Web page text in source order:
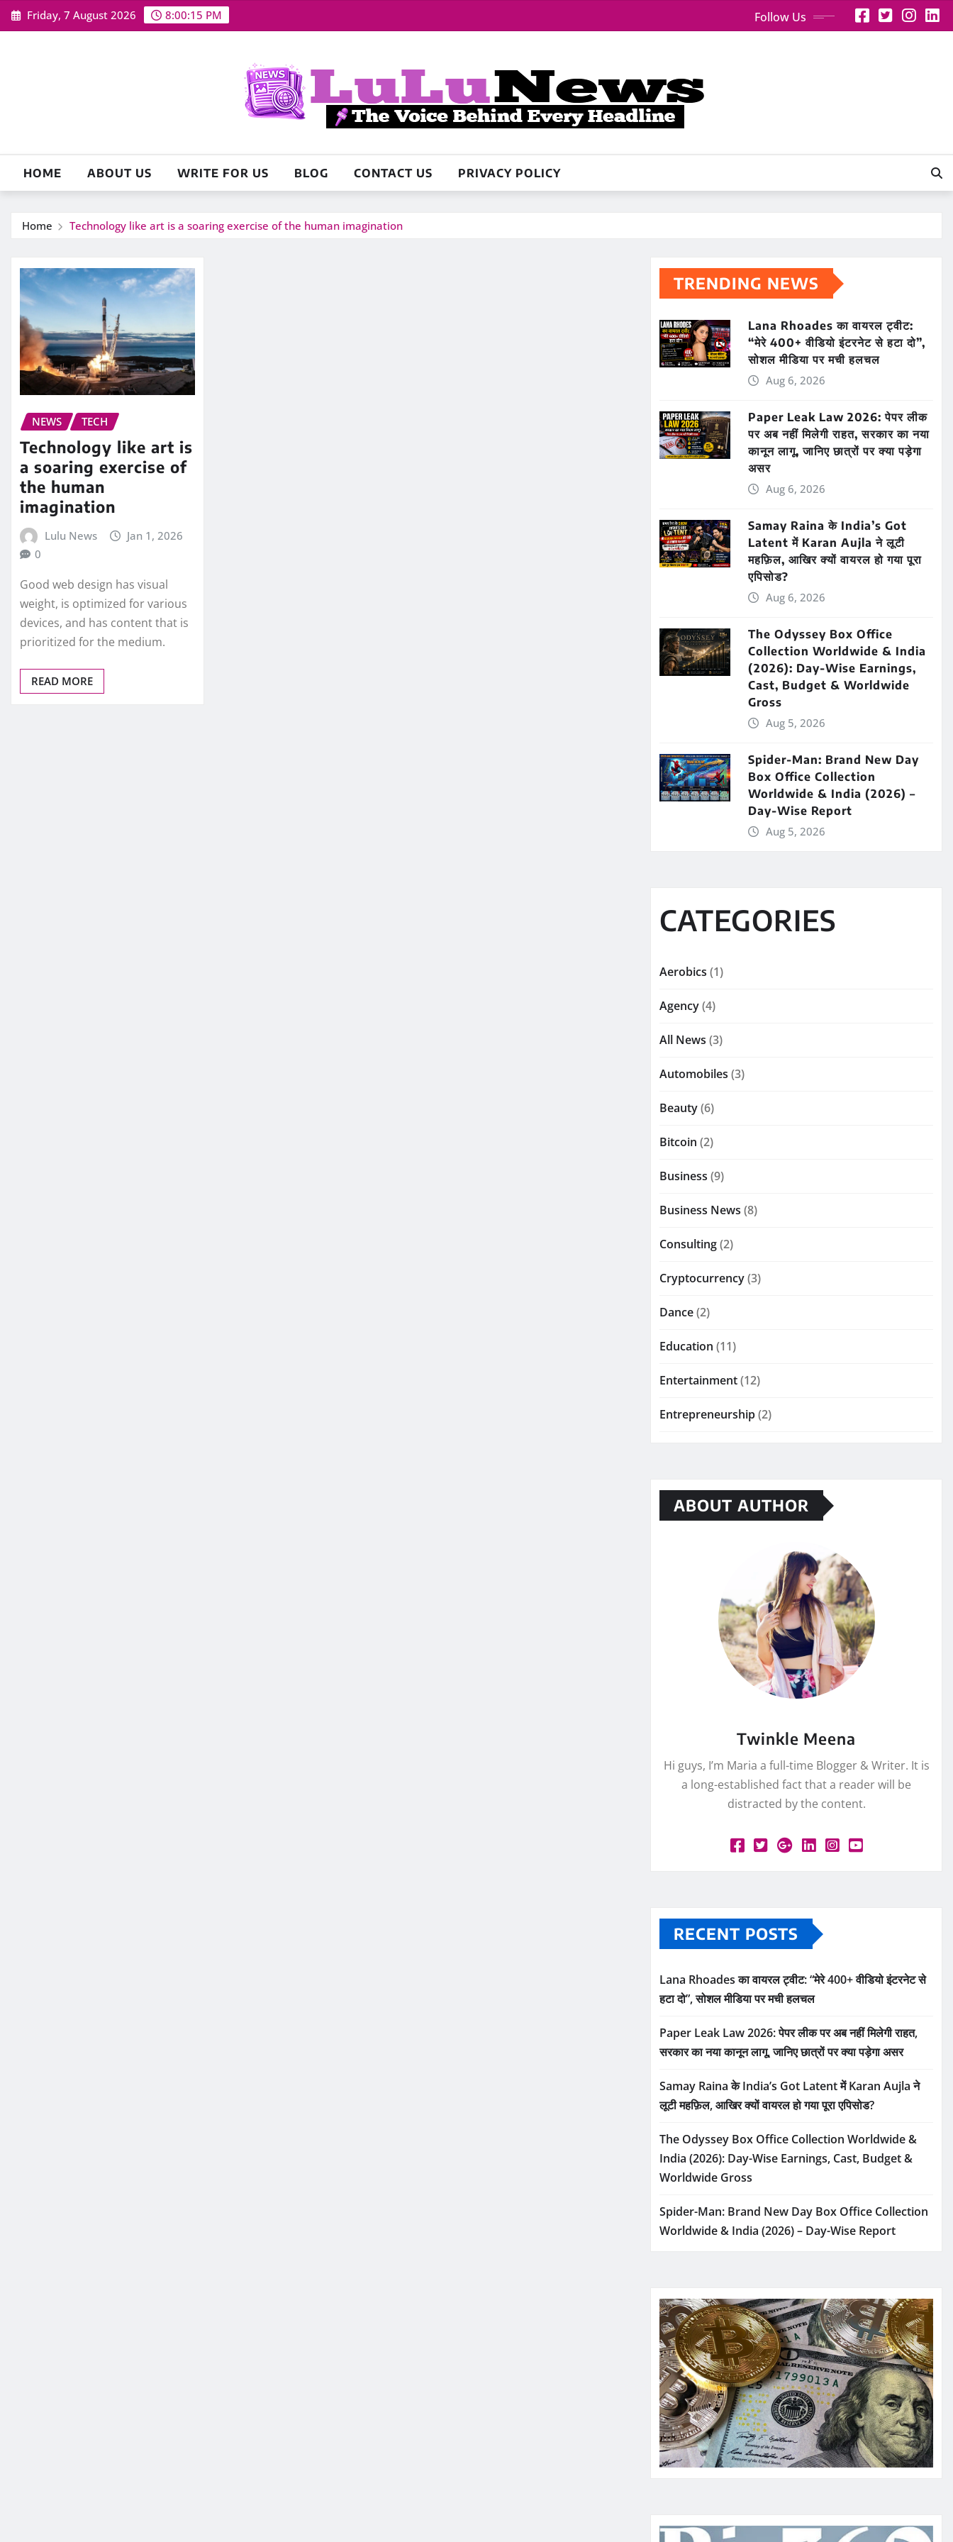
Skip
to
Friday, 7 August 2026 8:00:16 PM Follow Us
HOME ABOUT US WRITE FOR US BLOG CONTACT US PRIVACY POLICY
Home Technology like art is a soaring exercise of the human imagination
NEWS TECH
Technology like art is
a soaring exercise of
the human
imagination
Lulu News
Jan 1, 2026
0
Good web design has visual
weight, is optimized for various
devices, and has content that is
prioritized for the medium.
READ MORE
TRENDING NEWS
Lana Rhoades का वायरल ट्वीट:
“मेरे 400+ वीडियो इंटरनेट से हटा दो”,
सोशल मीडिया पर मची हलचल
Aug 6, 2026
Paper Leak Law 2026: पेपर लीक
पर अब नहीं मिलेगी राहत, सरकार का नया
कानून लागू, जानिए छात्रों पर क्या पड़ेगा
असर
Aug 6, 2026
Samay Raina के India’s Got
Latent में Karan Aujla ने लूटी
महफ़िल, आखिर क्यों वायरल हो गया पूरा
एपिसोड?
Aug 6, 2026
The Odyssey Box Office
Collection Worldwide & India
(2026): Day-Wise Earnings,
Cast, Budget & Worldwide
Gross
Aug 5, 2026
Spider-Man: Brand New Day
Box Office Collection
Worldwide & India (2026) –
Day-Wise Report
Aug 5, 2026
CATEGORIES
Aerobics (1)
Agency(4)
All News (3)
Automobiles (3)
Beauty(6)
Bitcoin (2)
Business (9)
Business News (8)
Consulting(2)
Cryptocurrency(3)
Dance(2)
Education (11)
Entertainment(12)
Entrepreneurship(2)
ABOUT AUTHOR
Twinkle Meena
Hi guys, I’m Maria a full-time Blogger & Writer. It is
a long-established fact that a reader will be
distracted by the content.
RECENT POSTS
Lana Rhoades का वायरल ट्वीट: “मेरे 400+ वीडियो इंटरनेट से
हटा दो”, सोशल मीडिया पर मची हलचल
Paper Leak Law 2026: पेपर लीक पर अब नहीं मिलेगी राहत,
सरकार का नया कानून लागू, जानिए छात्रों पर क्या पड़ेगा असर
Samay Raina के India’s Got Latent में Karan Aujla ने
लूटी महफ़िल, आखिर क्यों वायरल हो गया पूरा एपिसोड?
The Odyssey Box Office Collection Worldwide &
India (2026): Day-Wise Earnings, Cast, Budget &
Worldwide Gross
Spider-Man: Brand New Day Box Office Collection
Worldwide & India (2026) – Day-Wise Report